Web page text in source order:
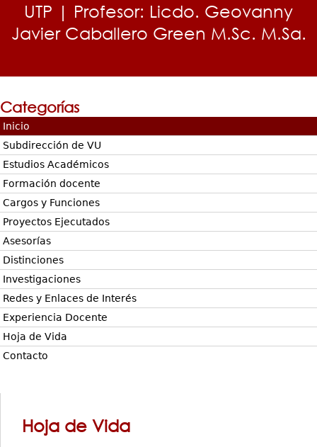
UTP | Profesor: Licdo. Geovanny
Javier Caballero Green M.Sc. M.Sa.
Categorías
Inicio
Subdirección de VU
Estudios Académicos
Formación docente
Cargos y Funciones
Proyectos Ejecutados
Asesorías
Distinciones
Investigaciones
Redes y Enlaces de Interés
Experiencia Docente
Hoja de Vida
Contacto
Hoja de Vida